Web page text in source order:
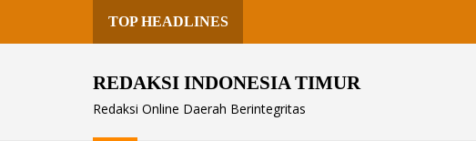
TOP HEADLINES
REDAKSI INDONESIA TIMUR
Redaksi Online Daerah Berintegritas